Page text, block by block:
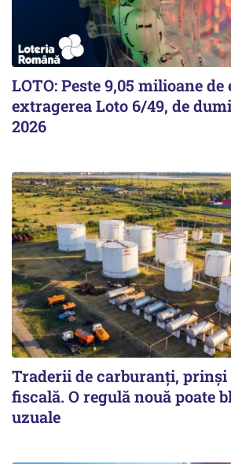
LOTO: Peste 9,05 milioane
extragerea Loto 6/49, de
2026
Traderii de carburanți,
fiscală. O regulă nouă poate
uzuale